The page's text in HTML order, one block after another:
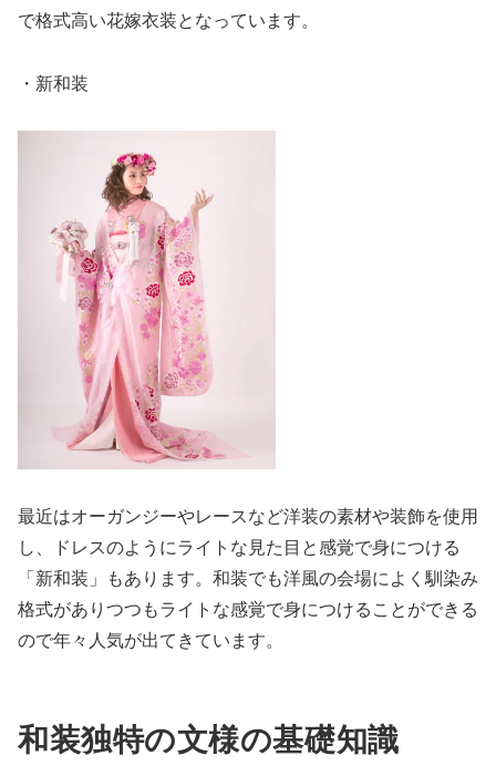
で格式高い花嫁衣装となっています。
・新和装
最近はオーガンジーやレースなど洋装の素材や装飾を使用
し、ドレスのようにライトな見た目と感覚で身につける
「新和装」もあります。和装でも洋風の会場によく馴染み
格式がありつつもライトな感覚で身につけることができる
ので年々人気が出てきています。
和装独特の文様の基礎知識